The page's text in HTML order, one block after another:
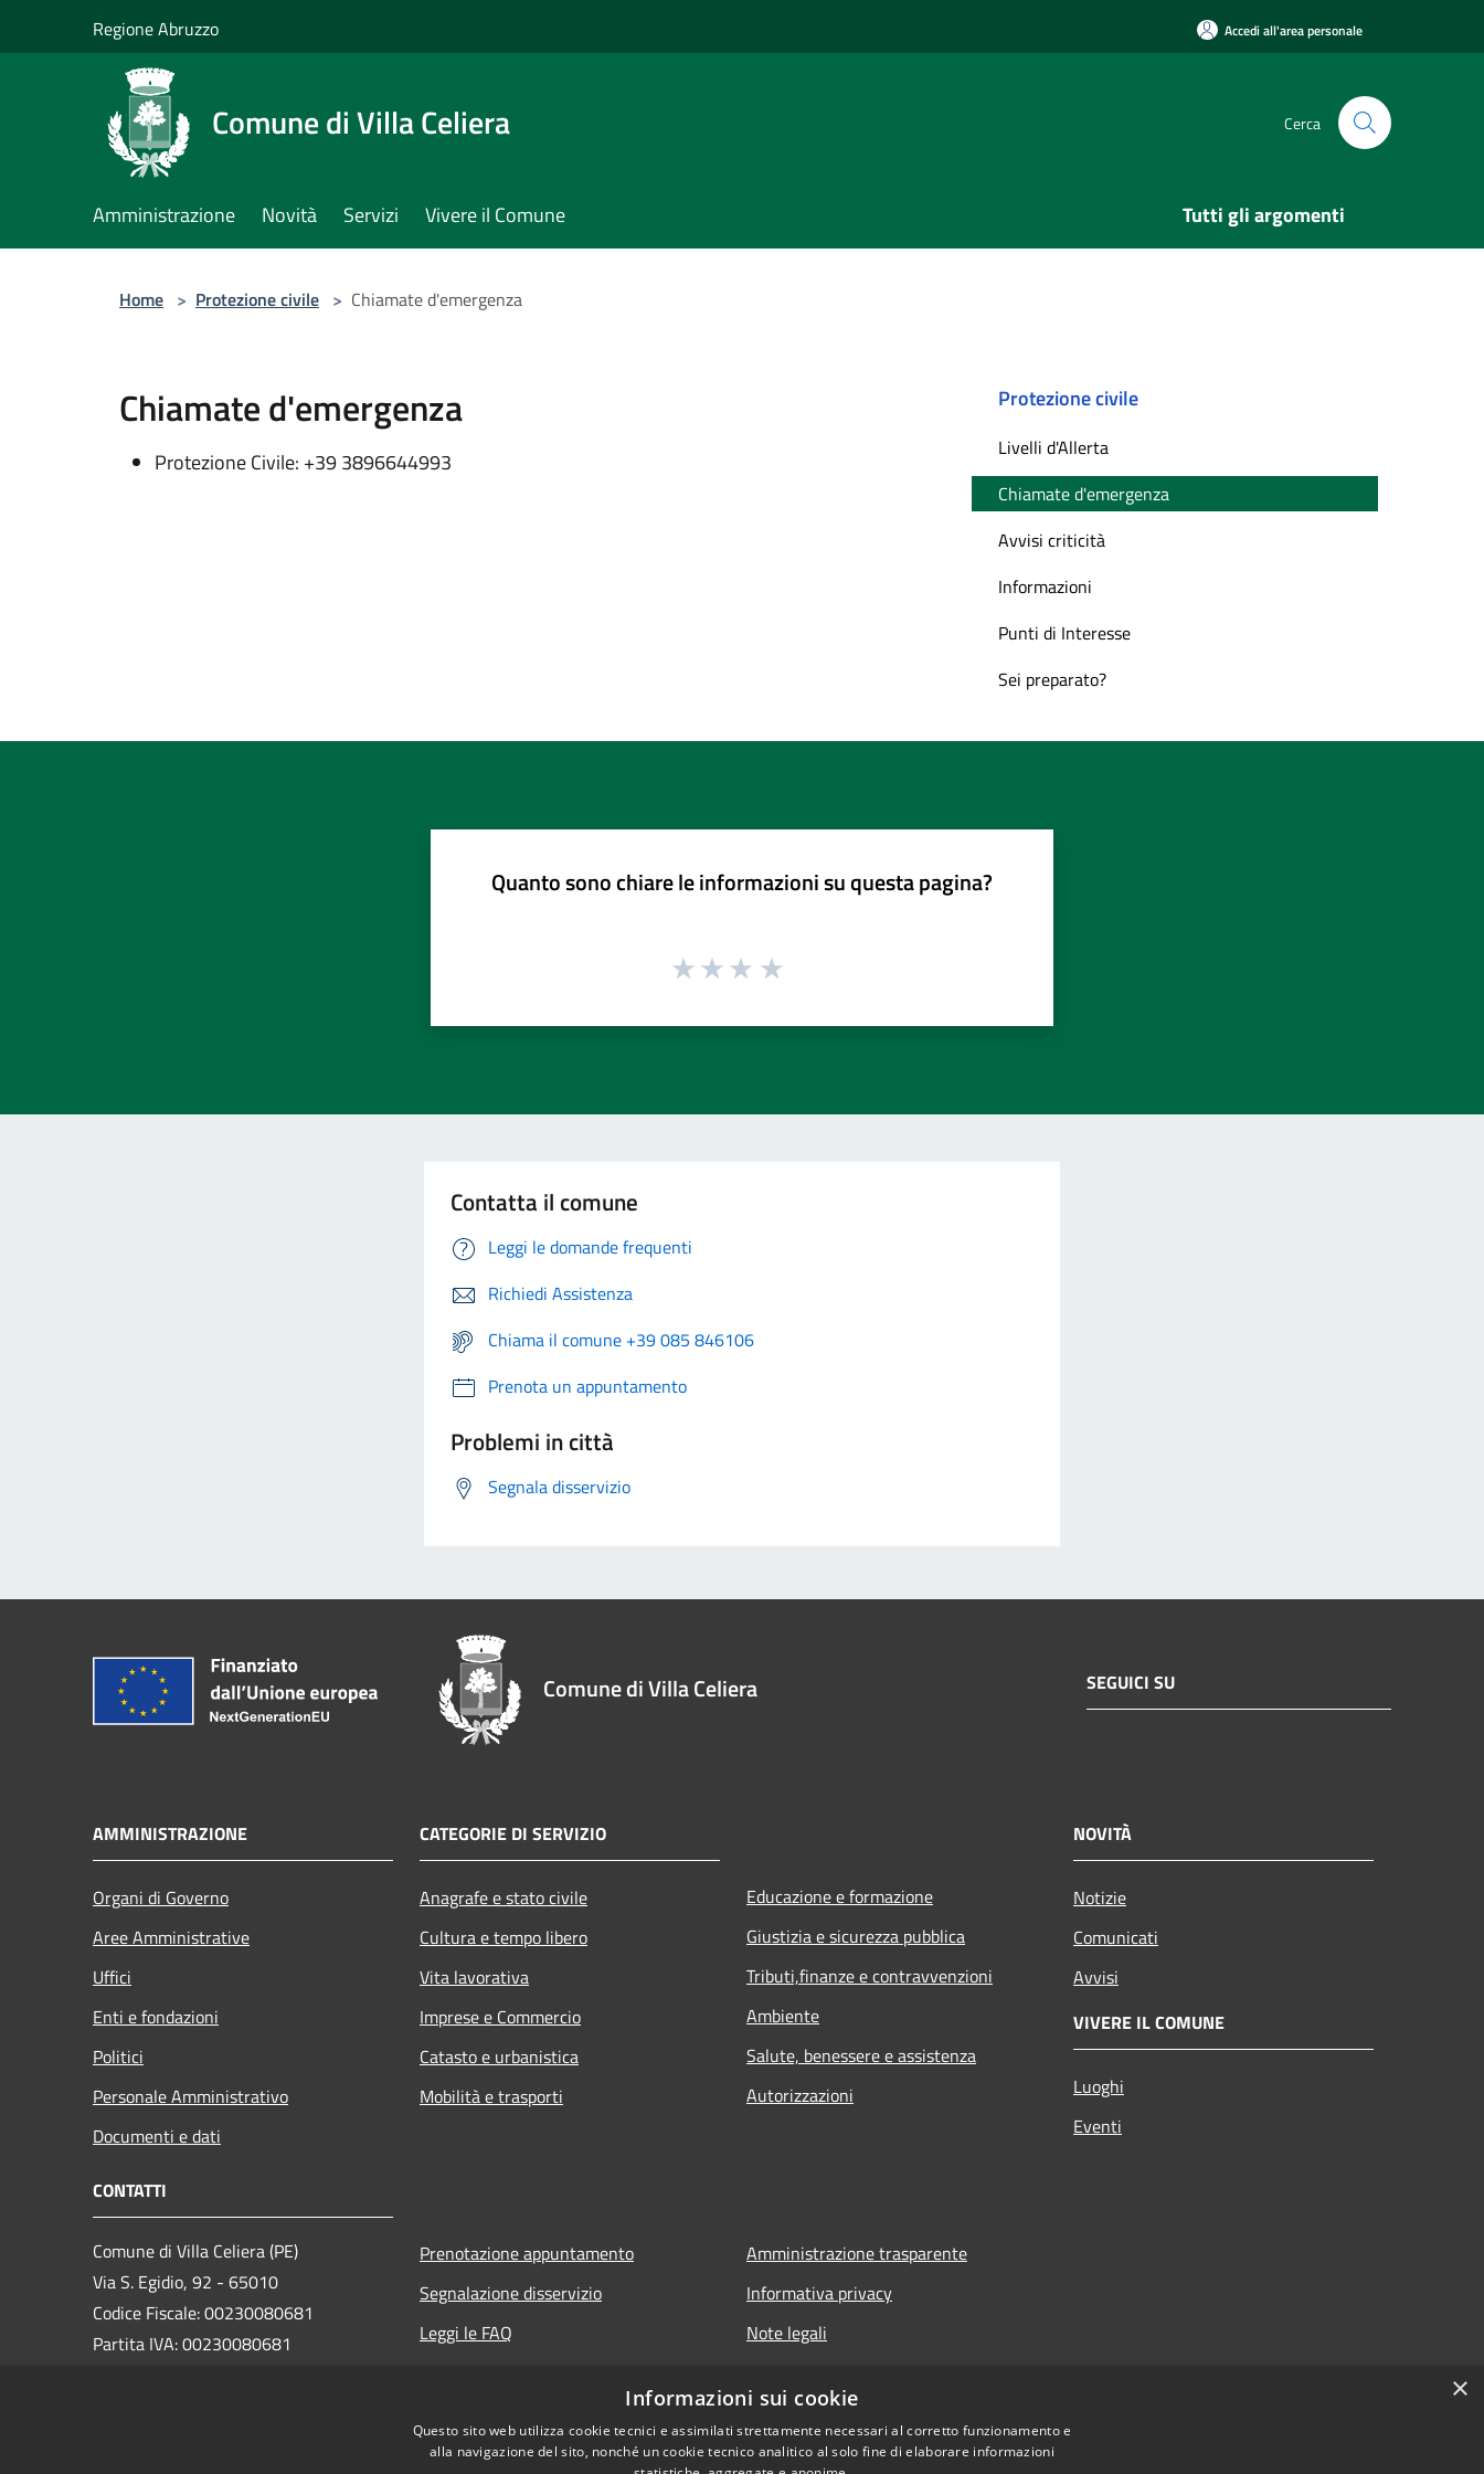
Regione Abruzzo Accedi all'area personale
Comune di Villa Celiera Cerca
Amministrazione Novità Servizi Vivere il Comune Tutti gli argomenti
Home > Protezione civile > Chiamate d'emergenza
Chiamate d'emergenza
Protezione Civile: +39 3896644993
Protezione civile
Livelli d'Allerta
Chiamate d'emergenza
Avvisi criticità
Informazioni
Punti di Interesse
Sei preparato?
Quanto sono chiare le informazioni su questa pagina?
Contatta il comune
Leggi le domande frequenti
Richiedi Assistenza
Chiama il comune +39 085 846106
Prenota un appuntamento
Problemi in città
Segnala disservizio
Comune di Villa Celiera SEGUICI SU
AMMINISTRAZIONE
Organi di Governo
Aree Amministrative
Uffici
Enti e fondazioni
Politici
Personale Amministrativo
Documenti e dati
CATEGORIE DI SERVIZIO
Anagrafe e stato civile
Cultura e tempo libero
Vita lavorativa
Imprese e Commercio
Catasto e urbanistica
Mobilità e trasporti
Educazione e formazione
Giustizia e sicurezza pubblica
Tributi,finanze e contravvenzioni
Ambiente
Salute, benessere e assistenza
Autorizzazioni
NOVITÀ
Notizie
Comunicati
Avvisi
VIVERE IL COMUNE
Luoghi
Eventi
CONTATTI
Comune di Villa Celiera (PE)
Via S. Egidio, 92 - 65010
Codice Fiscale: 00230080681
Partita IVA: 00230080681
Prenotazione appuntamento
Segnalazione disservizio
Leggi le FAQ
Amministrazione trasparente
Informativa privacy
Note legali
×
Informazioni sui cookie
Questo sito web utilizza cookie tecnici e assimilati strettamente necessari al corretto funzionamento e
alla navigazione del sito, nonché un cookie tecnico analitico al solo fine di elaborare informazioni